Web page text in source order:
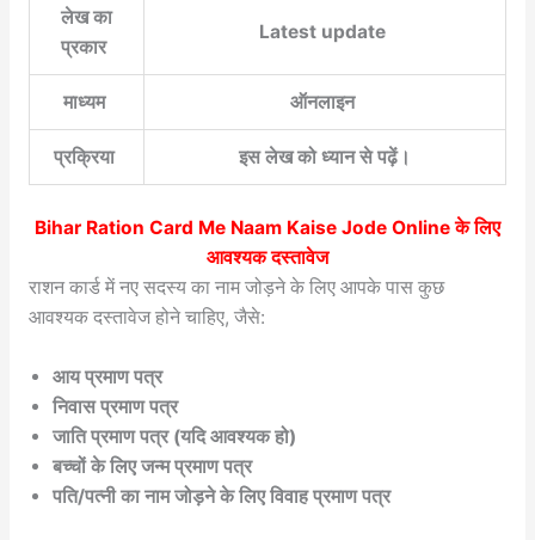
लेख का
प्रकार
Latest update
माध्यम ऑनलाइन
प्रक्रिया इस लेख को ध्यान से पढ़ें।
Bihar Ration Card Me Naam Kaise Jode Onlineके लिए
आवश्यक दस्तावेज
राशन कार्ड में नए सदस्य का नाम जोड़ने के लिए आपके पास कुछ
आवश्यक दस्तावेज होने चाहिए, जैसे:
आय प्रमाण पत्र
निवास प्रमाण पत्र
जाति प्रमाण पत्र (यदि आवश्यक हो)
बच्चों के लिए जन्म प्रमाण पत्र
पति/पत्नी का नाम जोड़ने के लिए विवाह प्रमाण पत्र